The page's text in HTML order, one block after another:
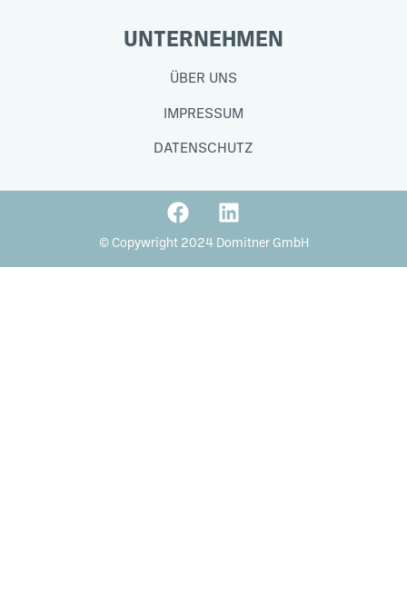
UNTERNEHMEN
ÜBER UNS
IMPRESSUM
DATENSCHUTZ
© Copywright 2024 Domitner GmbH